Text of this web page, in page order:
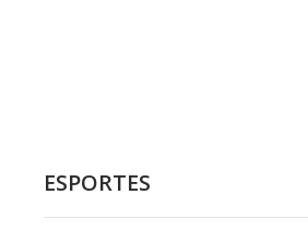
ESPORTES